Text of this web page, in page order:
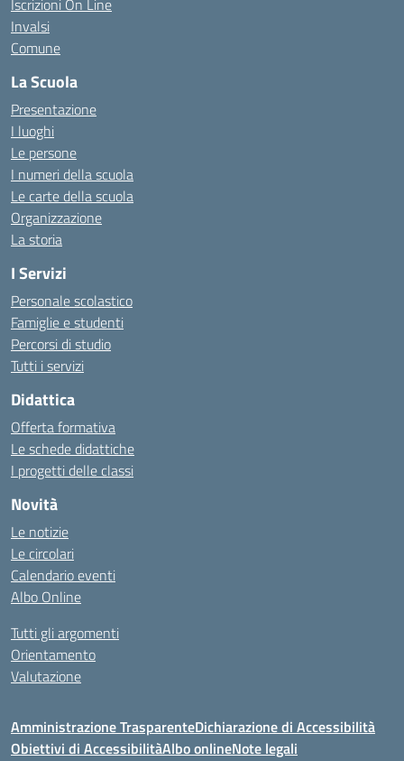
Iscrizioni On Line
Invalsi
Comune
La Scuola
Presentazione
I luoghi
Le persone
I numeri della scuola
Le carte della scuola
Organizzazione
La storia
I Servizi
Personale scolastico
Famiglie e studenti
Percorsi di studio
Tutti i servizi
Didattica
Offerta formativa
Le schede didattiche
I progetti delle classi
Novità
Le notizie
Le circolari
Calendario eventi
Albo Online
Tutti gli argomenti
Orientamento
Valutazione
Amministrazione TrasparenteDichiarazione di Accessibilità
Obiettivi di AccessibilitàAlbo onlineNote legali